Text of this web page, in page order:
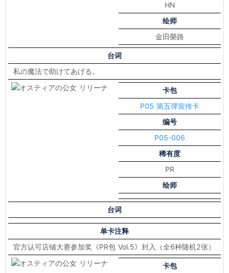
HN
绘师
金田榮路
台词
私の魔法で助けてあげる。
卡包
P05 第五弹宣传卡
编号
P05-006
稀有度
PR
绘师
台词
单卡注释
官方认可店铺大赛参加奖《PR包 Vol.5》封入（全6种随机2张）
卡包